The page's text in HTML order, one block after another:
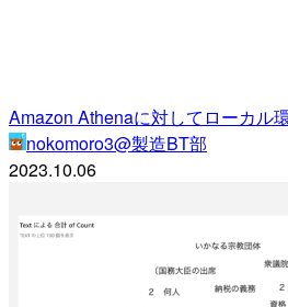
Amazon Athenaに対してローカル
nokomoro3@製造BT部
2023.10.06